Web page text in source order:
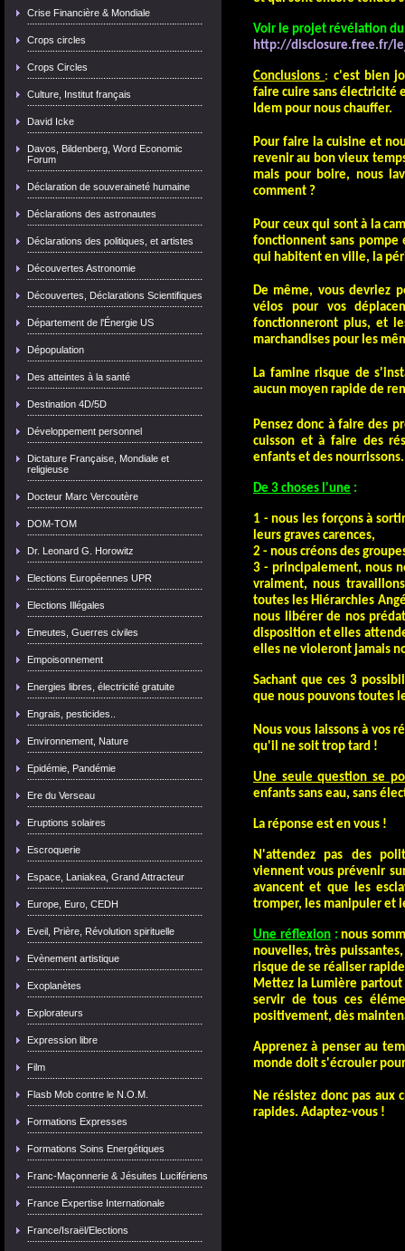
Crise Financière & Mondiale
Crops circles
Crops Circles
Culture, Institut français
David Icke
Davos, Bildenberg, Word Economic
Forum
Déclaration de souveraineté humaine
Déclarations des astronautes
Déclarations des politiques, et artistes
Découvertes Astronomie
Découvertes, Déclarations Scientifiques
Département de l'Énergie US
Dépopulation
Des atteintes à la santé
Destination 4D/5D
Développement personnel
Dictature Française, Mondiale et
religieuse
Docteur Marc Vercoutère
DOM-TOM
Dr. Leonard G. Horowitz
Elections Européennes UPR
Elections Illégales
Emeutes, Guerres civiles
Empoisonnement
Energies libres, électricité gratuite
Engrais, pesticides..
Environnement, Nature
Epidémie, Pandémie
Ere du Verseau
Eruptions solaires
Escroquerie
Espace, Laniakea, Grand Attracteur
Europe, Euro, CEDH
Eveil, Prière, Révolution spirituelle
Evènement artistique
Exoplanètes
Explorateurs
Expression libre
Film
Flasb Mob contre le N.O.M.
Formations Expresses
Formations Soins Energétiques
Franc-Maçonnerie & Jésuites Lucifériens
France Expertise Internationale
France/Israël/Elections
Voir le projet révélation du
http://disclosure.free.fr/
Conclusions : c'est bien
faire cuire sans électricité
Idem pour nous chauffer.
Pour faire la cuisine et
revenir au bon vieux
mais pour boire, nous
comment ?
Pour ceux qui sont à la
fonctionnent sans pompe
qui habitent en ville, la
De même, vous devriez
vélos pour vos
fonctionneront plus, et
marchandises pour les
La famine risque de
aucun moyen rapide de
Pensez donc à faire des
cuisson et à faire des
enfants et des nourrissons.
De 3 choses l'une :
1 - nous les forçons à
leurs graves carences,
2 - nous créons des
3 - principalement, nous
vraiment, nous
toutes les Hiérarchies
nous libérer de nos
disposition et elles
elles ne violeront jamais
Sachant que ces 3
que nous pouvons toutes
Nous vous laissons à vos
qu'il ne soit trop tard !
Une seule question se
enfants sans eau, sans
La réponse est en vous !
N'attendez pas des
viennent vous prévenir
avancent et que les
tromper, les manipuler et
Une réflexion: nous
nouvelles, très
risque de se réaliser
Mettez la Lumière
servir de tous ces
positivement, dès
Apprenez à penser au
monde doit s'écrouler
Ne résistez donc pas aux
rapides. Adaptez-vous !